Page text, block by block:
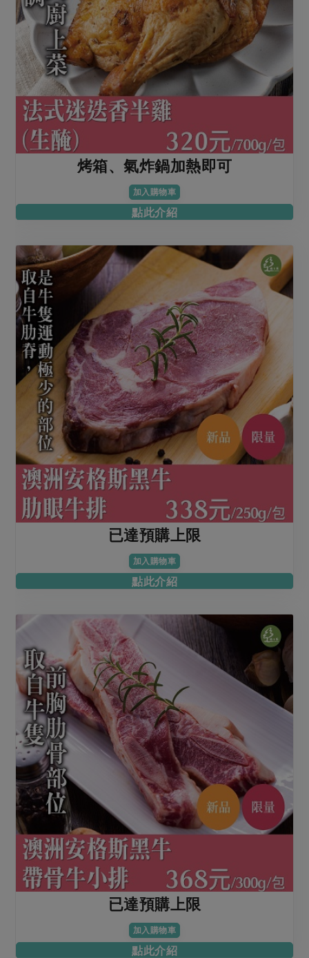
烤箱、氣炸鍋加熱即可
加入購物車
點此介紹
已達預購上限
加入購物車
點此介紹
已達預購上限
加入購物車
點此介紹